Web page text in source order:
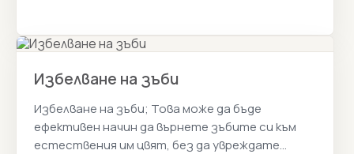
Избелване на зъби
Избелване на зъби; Това може да бъде
ефективен начин да върнете зъбите си към
естествения им цвят, без да увреждате